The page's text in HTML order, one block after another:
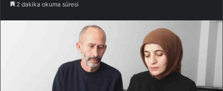
2 dakika okuma süresi